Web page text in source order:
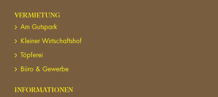
VERMIETUNG
Am Gutspark
Kleiner Wirtschaftshof
Töpferei
Büro & Gewerbe
INFORMATIONEN